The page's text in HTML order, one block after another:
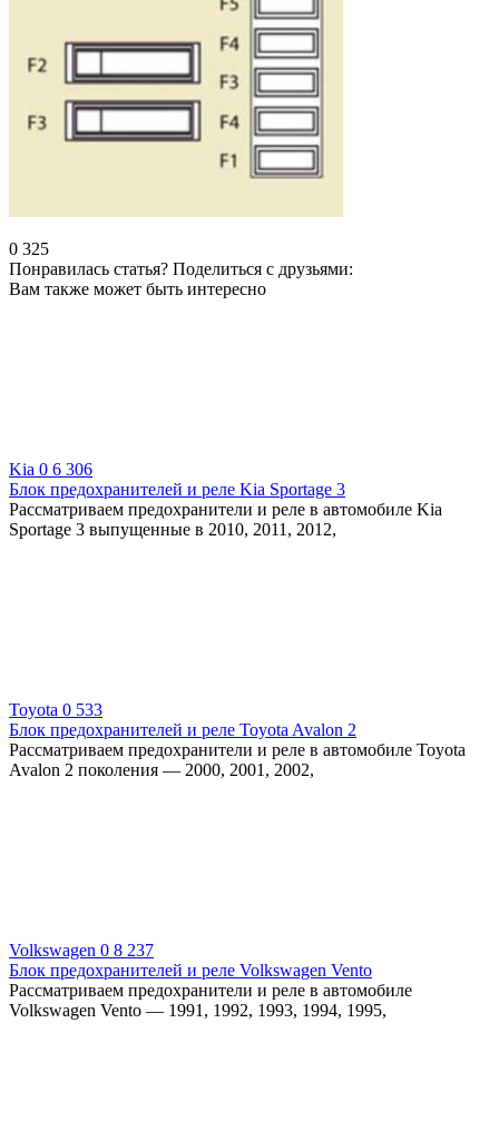
0 325
Понравилась статья? Поделиться с друзьями:
Вам также может быть интересно
Kia 0 6 306
Блок предохранителей и реле Kia Sportage 3
Рассматриваем предохранители и реле в автомобиле Kia
Sportage 3 выпущенные в 2010, 2011, 2012,
Toyota 0 533
Блок предохранителей и реле Toyota Avalon 2
Рассматриваем предохранители и реле в автомобиле Toyota
Avalon 2 поколения — 2000, 2001, 2002,
Volkswagen 0 8 237
Блок предохранителей и реле Volkswagen Vento
Рассматриваем предохранители и реле в автомобиле
Volkswagen Vento — 1991, 1992, 1993, 1994, 1995,